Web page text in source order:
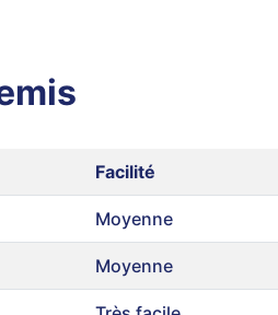
Facilité
Moyenne
Moyenne